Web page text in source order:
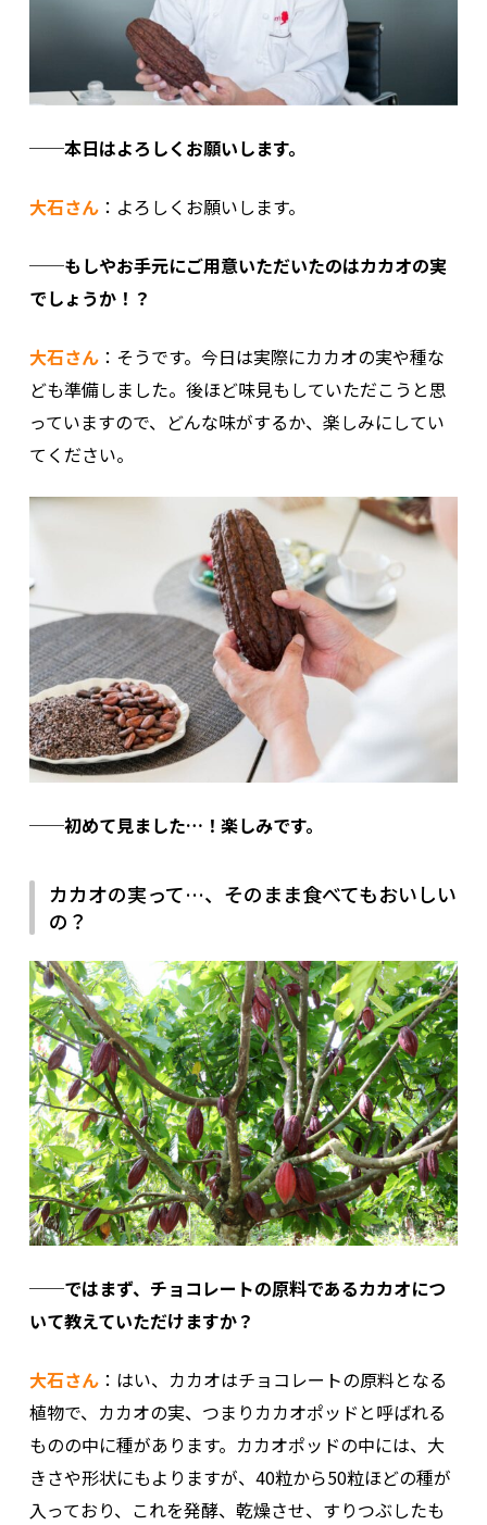
──本日はよろしくお願いします。
大石さん：よろしくお願いします。
──もしやお手元にご用意いただいたのはカカオの実
でしょうか！？
大石さん：そうです。今日は実際にカカオの実や種な
ども準備しました。後ほど味見もしていただこうと思
っていますので、どんな味がするか、楽しみにしてい
てください。
──初めて見ました…！楽しみです。
カカオの実って…、そのまま食べてもおいしい
の？
──ではまず、チョコレートの原料であるカカオにつ
いて教えていただけますか？
大石さん：はい、カカオはチョコレートの原料となる
植物で、カカオの実、つまりカカオポッドと呼ばれる
ものの中に種があります。カカオポッドの中には、大
きさや形状にもよりますが、40粒から50粒ほどの種が
入っており、これを発酵、乾燥させ、すりつぶしたも